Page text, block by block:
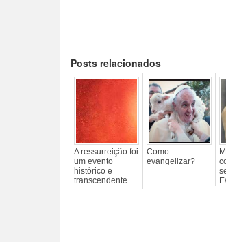
Posts relacionados
A ressurreição foi
um evento
histórico e
transcendente.
Como
evangelizar?